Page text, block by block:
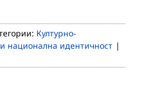
Културно-
национална идентичност |